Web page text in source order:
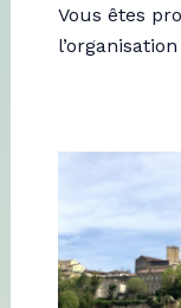
Vous êtes